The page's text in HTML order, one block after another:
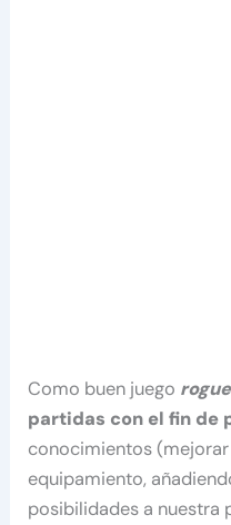
Como buen juego
partidas con el fin de
conocimientos
equipamiento,
posibilidades a nuestra